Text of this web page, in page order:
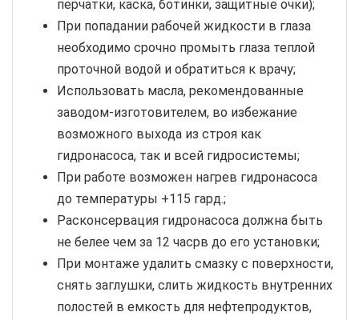
перчатки, каска, ботинки, защитные очки);
При попадании рабочей жидкости в глаза
необходимо срочно промыть глаза теплой
проточной водой и обратиться к врачу;
Использовать масла, рекомендованные
заводом-изготовителем, во избежание
возможного выхода из строя как
гидронасоса, так и всей гидросистемы;
При работе возможен нагрев гидронасоса
до температуры +115 гард.;
Расконсервация гидронасоса должна быть
не белее чем за 12 часрв до его установки;
При монтаже удалить смазку с поверхности,
снять заглушки, слить жидкость внутренних
полостей в емкость для нефтепродуктов,